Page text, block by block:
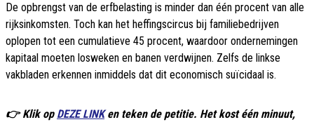
De opbrengst van de erfbelasting is minder dan één procent van alle
rijksinkomsten. Toch kan het heffingscircus bij familiebedrijven
oplopen tot een cumulatieve 45 procent, waardoor ondernemingen
kapitaal moeten losweken en banen verdwijnen. Zelfs de linkse
vakbladen erkennen inmiddels dat dit economisch suïcidaal is.
👉 Klik op DEZE LINKen teken de petitie. Het kost één minuut,